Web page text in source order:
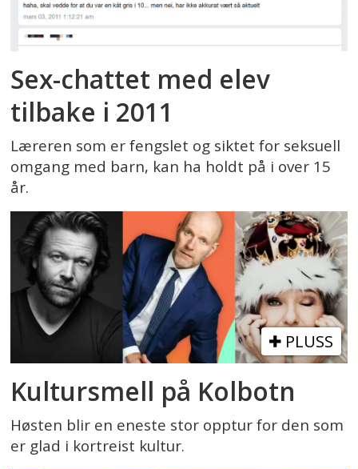
Sex-chattet med elev
tilbake i 2011
Læreren som er fengslet og siktet for seksuell
omgang med barn, kan ha holdt på i over 15
år.
PLUSS
Kultursmell på Kolbotn
Høsten blir en eneste stor opptur for den som
er glad i kortreist kultur.